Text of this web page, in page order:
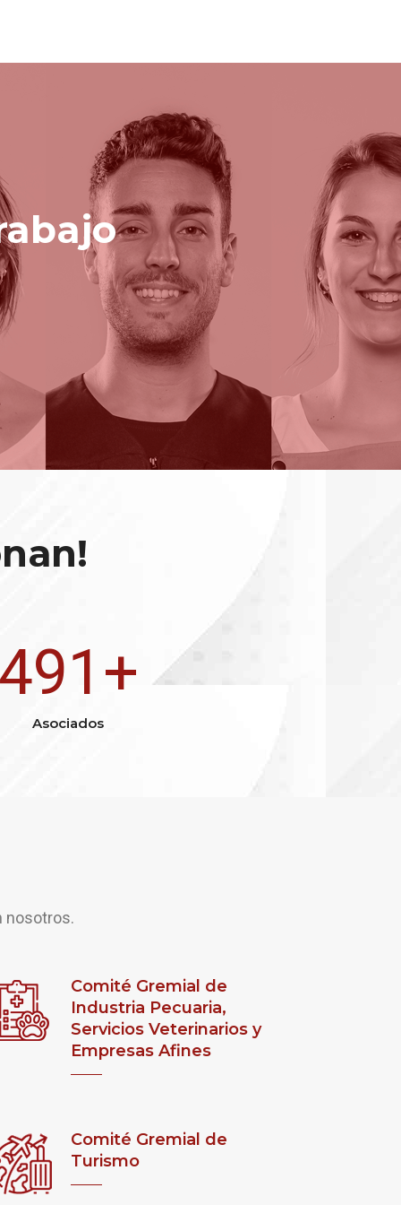
700 +
Asociados
nosotros.
Comité Gremial de
Industria Pecuaria,
Servicios Veterinarios y
Empresas Afines
Comité Gremial de
Turismo